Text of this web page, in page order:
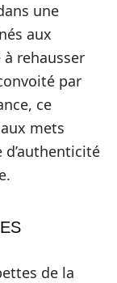
une
aux
rehausser
par
ce
mets
de la